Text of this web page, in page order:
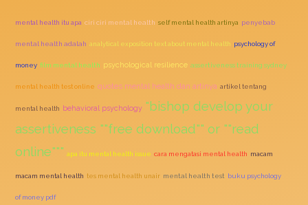
mental health itu apa ciri ciri mental health self mental health artinya penyebab
mental health adalah analytical exposition text about mental health psychology of
money film mental health psychological resilience assertiveness training sydney
mental health test online quotes mental health dan artinya artikel tentang
mental health behavioral psychology "bishop develop your
assertiveness ""free download"" or ""read
online""" apa itu mental health issue cara mengatasi mental health macam
macam mental health tes mental health unair mental health test buku psychology
of money pdf